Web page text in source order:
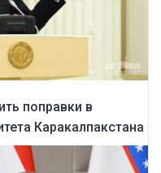
поправки в
Каракалпакстана